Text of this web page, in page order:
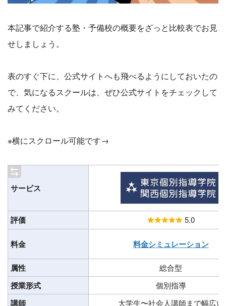
本記事で紹介する塾・予備校の概要をざっと比較表でお見
せしましょう。
表のすぐ下に、公式サイトへも飛べるようにしておいたの
で、気になるスクールは、ぜひ公式サイトをチェックして
みてください。
※横にスクロール可能です→
サービス
評価 5.0
料金 料金シミュレーション
属性 総合型
授業形式 個別指導
講師 大学生〜社会人講師まで幅広い